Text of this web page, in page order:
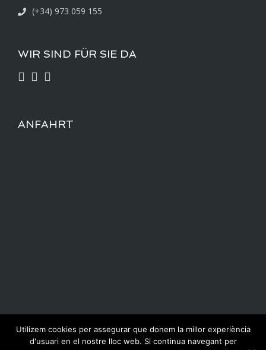
(+34) 973 059 155
WIR SIND FÜR SIE DA
ANFAHRT
Utilizem cookies per assegurar que donem la millor experiència
d'usuari en el nostre lloc web. Si continua navegant per